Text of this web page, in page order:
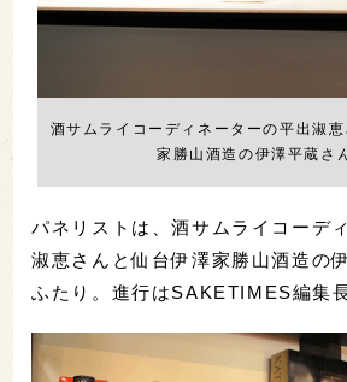
酒サムライコーディネーターの平出淑
家勝山酒造の伊澤平蔵さ
パネリストは、酒サムライコーデ
淑恵さんと仙台伊澤家勝山酒造の
ふたり。進行はSAKETIMES編集